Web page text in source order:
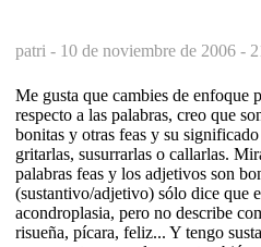
patri - 10 de noviembre de 2006 -
Me gusta que cambies de enfoque
respecto a las palabras, creo que
bonitas y otras feas y su
gritarlas, susurrarlas o callarlas.
palabras feas y los adjetivos son
(sustantivo/adjetivo) sólo dice que
acondroplasia, pero no describe
risueña, pícara, feliz... Y tengo